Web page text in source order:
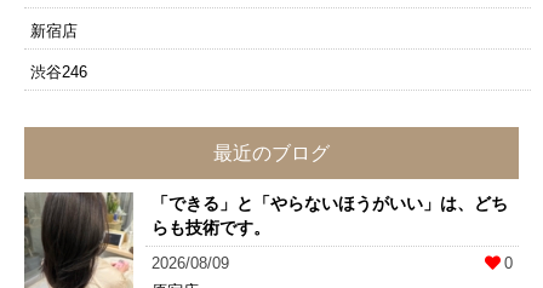
新宿店
渋谷246
最近のブログ
「できる」と「やらないほうがいい」は、どち
らも技術です。
2026/08/09
0